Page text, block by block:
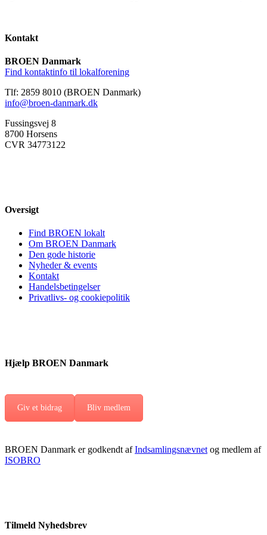
Kontakt
BROEN Danmark
Find kontaktinfo til lokalforening
Tlf: 2859 8010 (BROEN Danmark)
info@broen-danmark.dk
Fussingsvej 8
8700 Horsens
CVR 34773122
Oversigt
Find BROEN lokalt
Om BROEN Danmark
Den gode historie
Nyheder & events
Kontakt
Handelsbetingelser
Privatlivs- og cookiepolitik
Hjælp BROEN Danmark
Giv et bidrag Bliv medlem
BROEN Danmark er godkendt afIndsamlingsnævnet og medlem af
ISOBRO
Tilmeld Nyhedsbrev